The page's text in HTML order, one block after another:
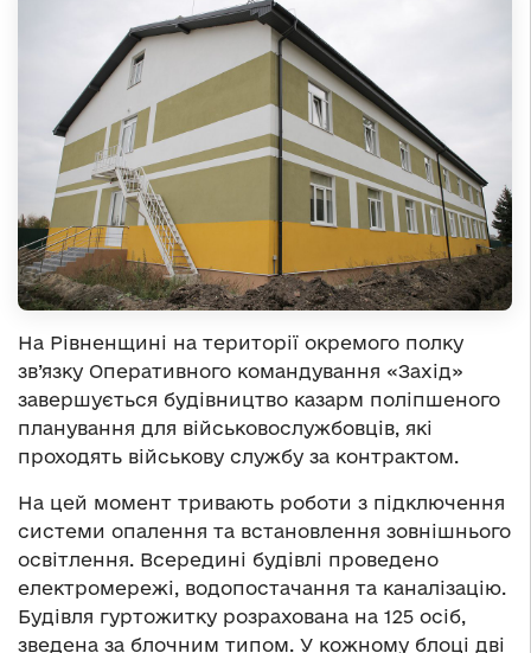
На Рівненщині на території окремого полку
зв’язку Оперативного командування «Захід»
завершується будівництво казарм поліпшеного
планування для військовослужбовців, які
проходять військову службу за контрактом.
На цей момент тривають роботи з підключення
системи опалення та встановлення зовнішнього
освітлення. Всередині будівлі проведено
електромережі, водопостачання та каналізацію.
Будівля гуртожитку розрахована на 125 осіб,
зведена за блочним типом. У кожному блоці дві